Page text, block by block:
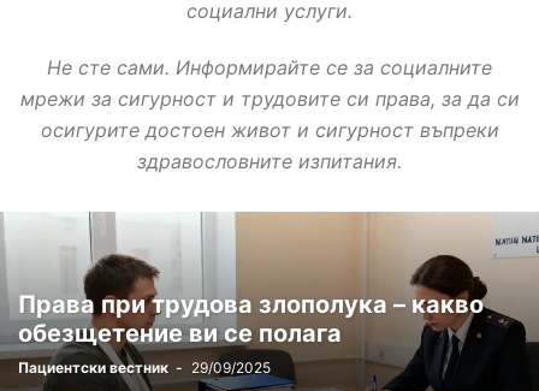
социални услуги.
Не сте сами. Информирайте се за социалните
мрежи за сигурност и трудовите си права, за да си
осигурите достоен живот и сигурност въпреки
здравословните изпитания.
Права при трудова злополука – какво
обезщетение ви се полага
Пациентски вестник - 29/09/2025